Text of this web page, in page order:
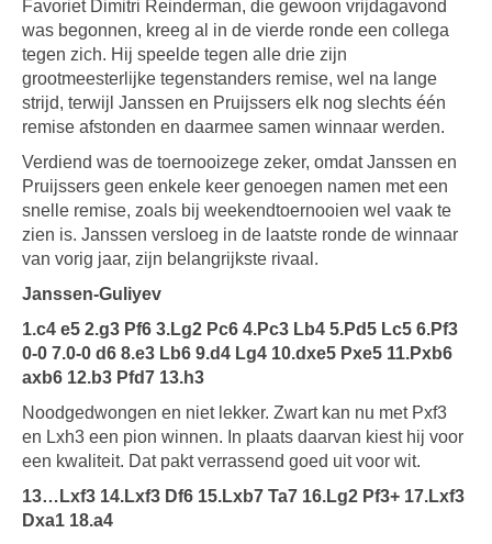
Favoriet Dimitri Reinderman, die gewoon vrijdagavond
was begonnen, kreeg al in de vierde ronde een collega
tegen zich. Hij speelde tegen alle drie zijn
grootmeesterlijke tegenstanders remise, wel na lange
strijd, terwijl Janssen en Pruijssers elk nog slechts één
remise afstonden en daarmee samen winnaar werden.
Verdiend was de toernooizege zeker, omdat Janssen en
Pruijssers geen enkele keer genoegen namen met een
snelle remise, zoals bij weekendtoernooien wel vaak te
zien is. Janssen versloeg in de laatste ronde de winnaar
van vorig jaar, zijn belangrijkste rivaal.
Janssen-Guliyev
1.c4 e5 2.g3 Pf6 3.Lg2 Pc6 4.Pc3 Lb4 5.Pd5 Lc5 6.Pf3
0-0 7.0-0 d6 8.e3 Lb6 9.d4 Lg4 10.dxe5 Pxe5 11.Pxb6
axb6 12.b3 Pfd7 13.h3
Noodgedwongen en niet lekker. Zwart kan nu met Pxf3
en Lxh3 een pion winnen. In plaats daarvan kiest hij voor
een kwaliteit. Dat pakt verrassend goed uit voor wit.
13…Lxf3 14.Lxf3 Df6 15.Lxb7 Ta7 16.Lg2 Pf3+ 17.Lxf3
Dxa1 18.a4